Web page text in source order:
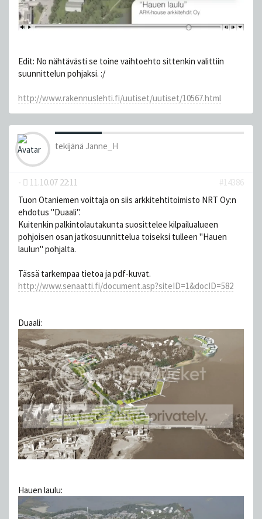
Edit: No nähtävästi se toine vaihtoehto sittenkin valittiin
suunnittelun pohjaksi. :/
http://www.rakennuslehti.fi/uutiset/uutiset/10567.html
tekijänä Janne_H
- 11.10.07 22:11
#14386
Tuon Otaniemen voittaja on siis arkkitehtitoimisto NRT Oy:n
ehdotus "Duaali".
Kuitenkin palkintolautakunta suosittelee kilpailualueen
pohjoisen osan jatkosuunnittelua toiseksi tulleen "Hauen
laulun" pohjalta.
Tässä tarkempaa tietoa ja pdf-kuvat.
http://www.senaatti.fi/document.asp?siteID=1&docID=582
Duaali:
Hauen laulu: